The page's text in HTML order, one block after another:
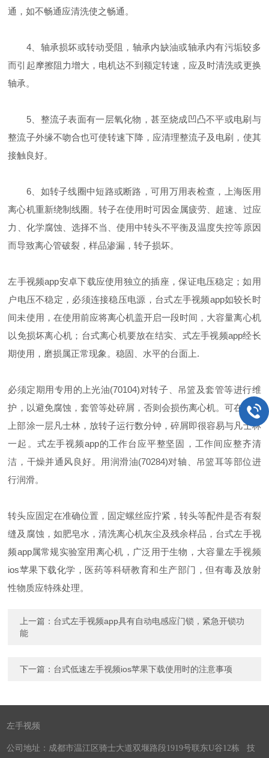
通，如不畅通应清洗使之畅通。
4、轴承损坏或转动受阻，轴承内缺油或轴承内有污垢较多
而引起摩擦阻力增大，电机达不到额定转速，应及时清洗或更换
轴承。
5、整流子表面有一层氧化物，甚至烧成凹凸不平或电刷与
整流子外缘不吻合也可使转速下降，应清理整流子及电刷，使其
接触良好。
6、如转子线圈中短路或断路，可用万用表检查，上海医用
离心机重新绕制线圈。转子在使用时可因金属疲劳、超速、过应
力、化学腐蚀、选择不当、使用中转头不平衡及温度失控等原因
而导致离心管破裂，样品渗漏，转子损坏。
左手视频app安卓下载应使用独立的插座，保证电压稳定；如用
户电压不稳定，必须连接稳压电源，台式左手视频app如较长时
间未使用，在使用前应将离心机盖开启一段时间，大容量离心机
以免损坏离心机；台式离心机要放在结实、式左手视频app经长
期使用，磨损属正常现象。稳固、水平的台面上.
必须定期用专用的上光油(70104)对转子、吊篮及套管等进行维
护，以避免腐蚀，套管等处碎屑，否则会损伤离心机。可在腔体
上部涂一层凡士林，放转子运行数分钟，碎屑即很容易与凡士林
一起。式左手视频app的工作台应平整坚固，工作间应整齐清
洁，干燥并通风良好。用润滑油(70284)对轴、吊篮耳等部位进
行润滑。
转头应固定在准确位置，固定螺丝应拧紧，转头等配件是否有裂
缝及腐蚀，如肥皂水，清洗离心机灰尘及残余样品，台式左手视
频app属常规实验室用离心机，广泛用于生物，大容量左手视频
ios苹果下载化学，医药等科研教育和生产部门，但有毒及放射
性物质应特殊处理。
上一篇： 台式左手视频app具有自动电感应门锁，紧急开锁功
能
下一篇： 台式低速左手视频ios苹果下载使用时的注意事项
左手视频
公司地址：成都市温江区骑士大道双堰路段1919号联东U谷12栋 技